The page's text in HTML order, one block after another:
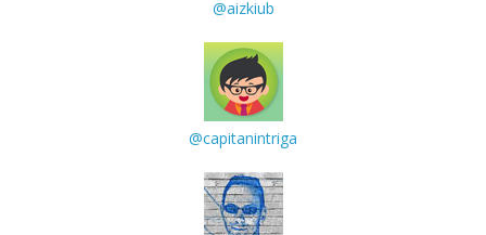
@aizkiub
@capitanintriga